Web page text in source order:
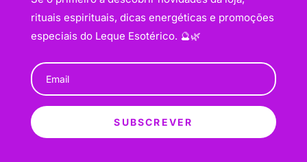
rituais espirituais, dicas energéticas e promoções
especiais do Leque Esotérico. 🔮🌿
SUBSCREVER